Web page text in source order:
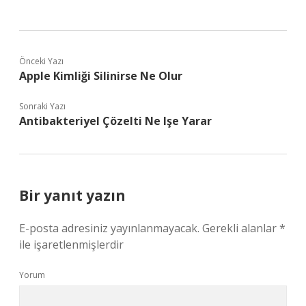
Önceki Yazı
Apple Kimliği Silinirse Ne Olur
Sonraki Yazı
Antibakteriyel Çözelti Ne Işe Yarar
Bir yanıt yazın
E-posta adresiniz yayınlanmayacak. Gerekli alanlar*
ile işaretlenmişlerdir
Yorum